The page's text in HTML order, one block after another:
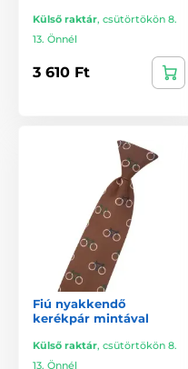
Külső raktár, csütörtökön 8.
13. Önnél
3 610 Ft
Fiú nyakkendő
kerékpár mintával
Külső raktár, csütörtökön 8.
13. Önnél